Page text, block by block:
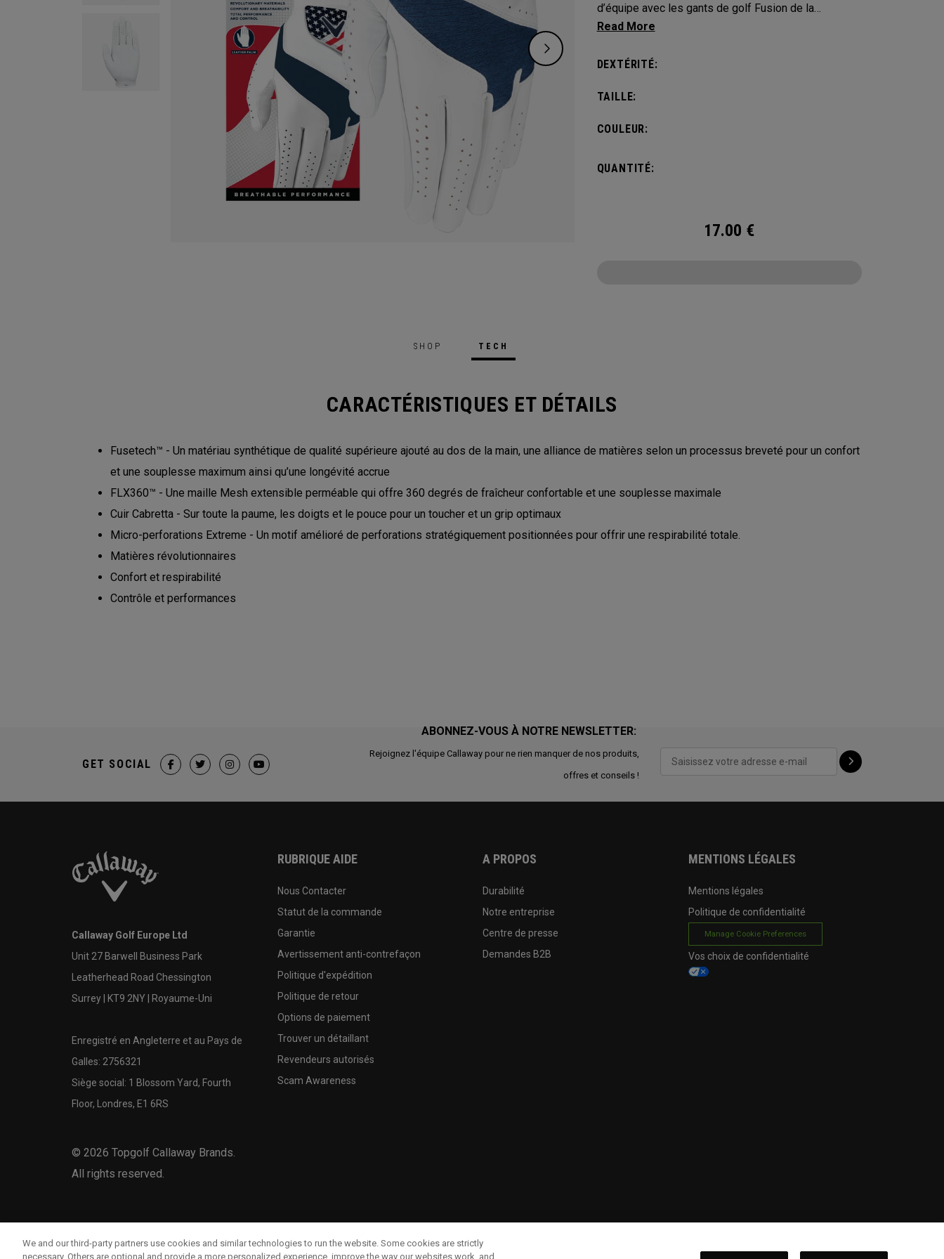
d’équipe avec les gants de golf Fusion de la
collection Team USA.
DEXTÉRITÉ:
TAILLE:
COULEUR:
QUANTITÉ:
17.00 €
SHOP TECH
CARACTÉRISTIQUES ET DÉTAILS
Fusetech™ - Un matériau synthétique de qualité supérieure ajouté au dos de la main, une alliance de matières selon un processus breveté pour un confort
et une souplesse maximum ainsi qu’une longévité accrue
FLX360™ - Une maille Mesh extensible perméable qui offre 360 degrés de fraîcheur confortable et une souplesse maximale
Cuir Cabretta - Sur toute la paume, les doigts et le pouce pour un toucher et un grip optimaux
Micro-perforations Extreme - Un motif amélioré de perforations stratégiquement positionnées pour offrir une respirabilité totale.
Matières révolutionnaires
Confort et respirabilité
Contrôle et performances
ABONNEZ-VOUS À NOTRE NEWSLETTER:
Rejoignez l'équipe Callaway pour ne rien manquer de nos produits,
offres et conseils !
GET SOCIAL
Callaway Golf Europe Ltd
Unit 27 Barwell Business Park
Leatherhead Road Chessington
Surrey | KT9 2NY | Royaume-Uni
Enregistré en Angleterre et au Pays de
Galles: 2756321
Siège social: 1 Blossom Yard, Fourth
Floor, Londres, E1 6RS
© 2026 Topgolf Callaway Brands.
All rights reserved.
RUBRIQUE AIDE
Nous Contacter
Statut de la commande
Garantie
Avertissement anti-contrefaçon
Politique d'expédition
Politique de retour
Options de paiement
Trouver un détaillant
Revendeurs autorisés
Scam Awareness
A PROPOS
Durabilité
Notre entreprise
Centre de presse
Demandes B2B
MENTIONS LÉGALES
Mentions légales
Politique de confidentialité
Manage Cookie Preferences
Vos choix de confidentialité
We and our third-party partners use cookies and similar technologies to run the website. Some cookies are strictly
necessary. Others are optional and provide a more personalized experience, improve the way our websites work, and